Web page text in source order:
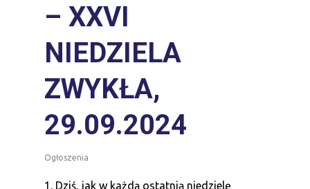
– XXVI
NIEDZIELA
ZWYKŁA,
29.09.2024
Ogłoszenia
1. Dziś, jak w każdą ostatnią niedzielę